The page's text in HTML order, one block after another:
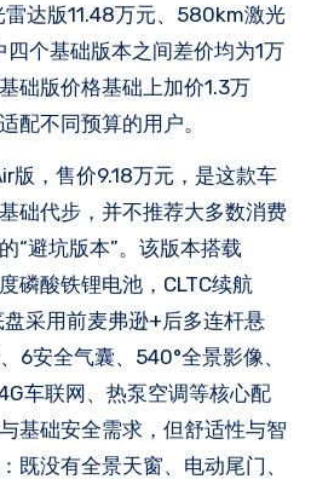
达版11.48万元、580km激光
个基础版本之间差价均为1万
础版价格基础上加价1.3万
配不同预算的用户。
版，售价9.18万元，是这款车
础代步，并不推荐大多数消费
“避坑版本”。该版本搭载
磷酸铁锂电池，CLTC续航
采用前麦弗逊+后多连杆悬
6安全气囊、540°全景影像、
车联网、热泵空调等核心配
基础安全需求，但舒适性与智
既没有全景天窗、电动尾门、